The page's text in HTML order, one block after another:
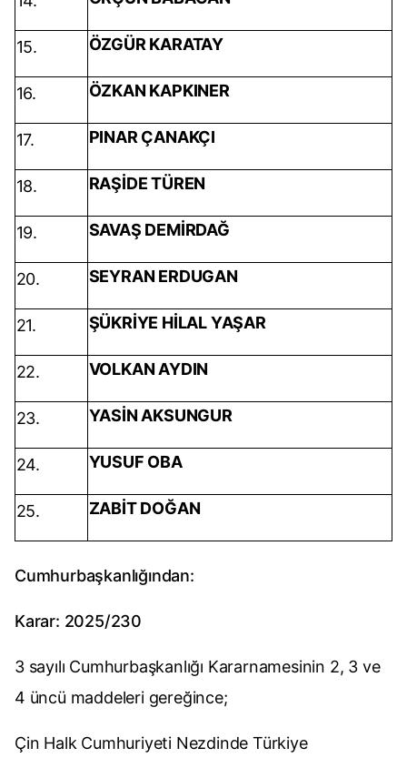
15. ÖZGÜR KARATAY
16. ÖZKAN KAPKINER
17. PINAR ÇANAKÇI
18. RAŞİDE TÜREN
19. SAVAŞ DEMİRDAĞ
20. SEYRAN ERDUGAN
21. ŞÜKRİYE HİLAL YAŞAR
22. VOLKAN AYDIN
23. YASİN AKSUNGUR
24. YUSUF OBA
25. ZABİT DOĞAN
Cumhurbaşkanlığından:
Karar: 2025/230
3 sayılı Cumhurbaşkanlığı Kararnamesinin 2, 3 ve
4 üncü maddeleri gereğince;
Çin Halk Cumhuriyeti Nezdinde Türkiye